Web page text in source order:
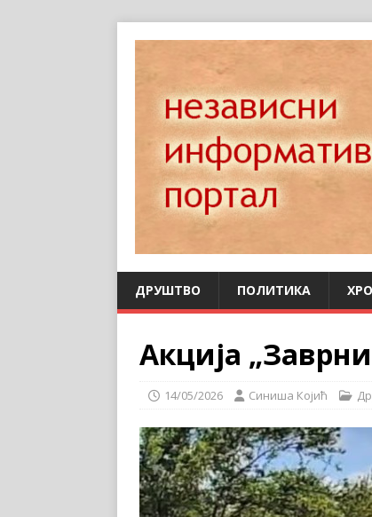
ДРУШТВО ПОЛИТИКА
Акција
14/05/2026 Синиша Којић